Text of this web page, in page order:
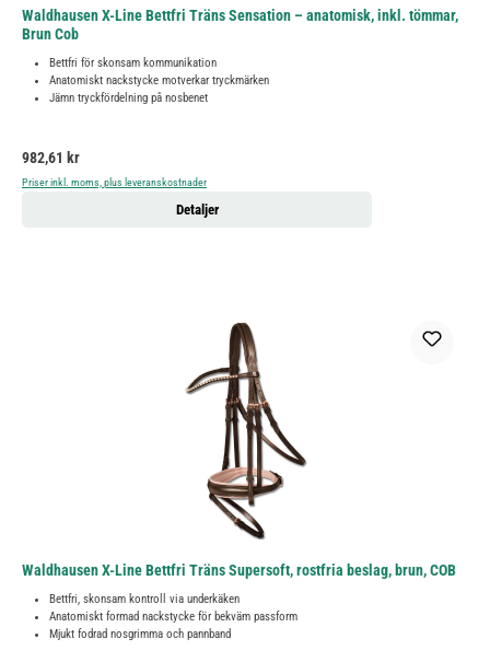
Waldhausen X-Line Bettfri Träns Sensation – anatomisk, inkl. tömmar,
Brun Cob
Bettfri för skonsam kommunikation
Anatomiskt nackstycke motverkar tryckmärken
Jämn tryckfördelning på nosbenet
Ordinarie pris:
982,61 kr
Priser inkl. moms, plus leveranskostnader
Detaljer
Waldhausen X-Line Bettfri Träns Supersoft, rostfria beslag, brun, COB
Bettfri, skonsam kontroll via underkäken
Anatomiskt formad nackstycke för bekväm passform
Mjukt fodrad nosgrimma och pannband